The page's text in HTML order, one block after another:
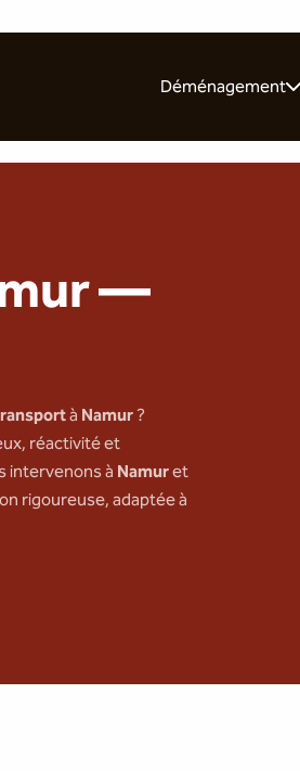
Déménagement
Pour les
—
à Namur ?
réactivité et
intervenons à Namuret
rigoureuse, adaptée à